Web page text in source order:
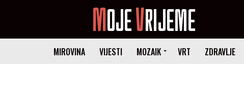
MIROVINA VIJESTI MOZAIK VRT ZDRAVLJE